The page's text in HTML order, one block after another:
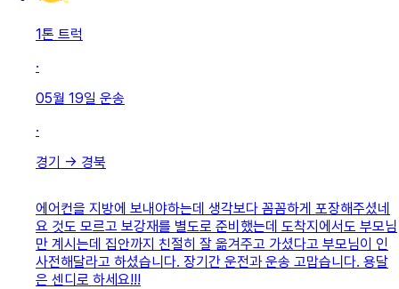
1톤 트럭
·
05월 19일 운송
·
경기 → 경북
에어컨을 지방에 보내야하는데 생각보다 꼼꼼하게 포장해주셨네
요 것도 모르고 보강재를 별도로 준비했는데 도착지에서도 부모님
만 계시는데 집안까지 친절히 잘 옮겨주고 가셨다고 부모님이 인
사전해달라고 하셨습니다. 장기간 운전과 운송 고맙습니다. 용달
은 센디로 하세요!!!